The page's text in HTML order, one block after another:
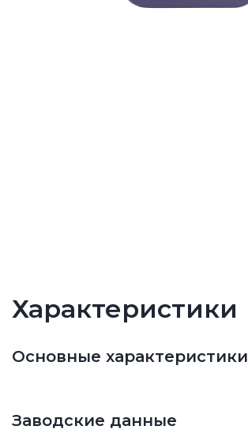
Характеристики
Основные характеристики
Заводские данные